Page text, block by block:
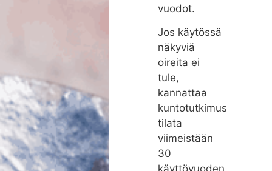
vuodot.
Jos käytössä
näkyviä
oireita ei
tule,
kannattaa
kuntotutkimus
tilata
viimeistään
30